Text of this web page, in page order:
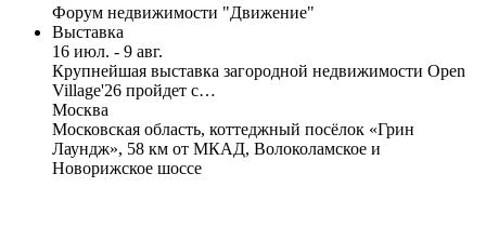
Форум недвижимости "Движение"
Выставка
16 июл. - 9 авг.
Крупнейшая выставка загородной недвижимости Open
Village'26 пройдет с…
Москва
Московская область, коттеджный посёлок «Грин
Лаундж», 58 км от МКАД, Волоколамское и
Новорижское шоссе